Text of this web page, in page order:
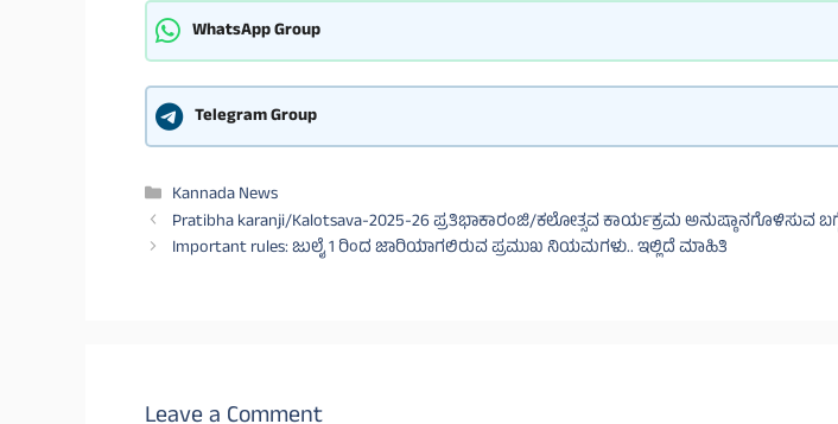
WhatsApp Group
Telegram Group
Categories
Kannada News
Pratibha karanji/Kalotsava-2025-26 ಪ್ರತಿಭಾಕಾರಂಜಿ/ಕಲೋತ್ಸವ ಕಾರ್ಯಕ್ರಮ ಅನುಷ್ಠಾನಗೊಳಿಸುವ
Important rules: ಜುಲೈ 1 ರಿಂದ ಜಾರಿಯಾಗಲಿರುವ ಪ್ರಮುಖ ನಿಯಮಗಳು.. ಇಲ್ಲಿದೆ ಮಾಹಿತಿ